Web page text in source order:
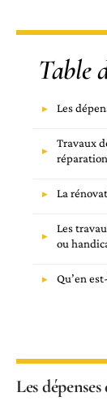
Table
Les
Travaux
La
Les
ou
Qu’en
Les